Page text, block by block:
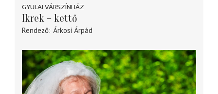
GYULAI VÁRSZÍNHÁZ
Ikrek – kettő
Rendező Árkosi Árpád